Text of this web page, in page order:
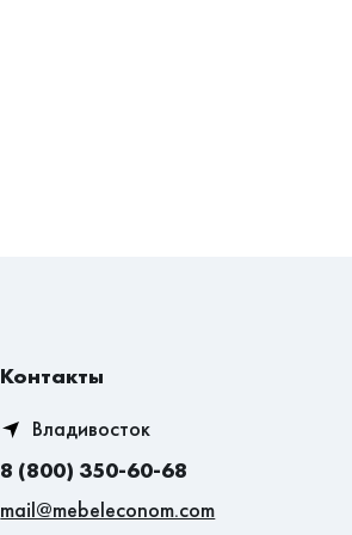
Контакты
Владивосток
8 (800) 350-60-68
mail@mebeleconom.com